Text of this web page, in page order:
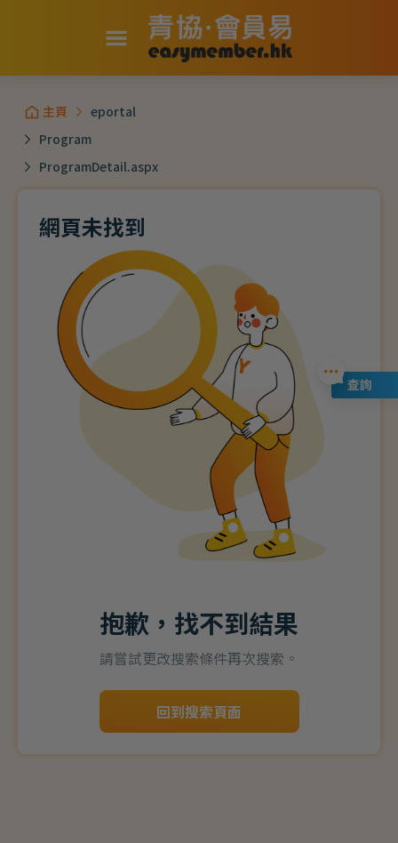
主頁
eportal
Program
ProgramDetail.aspx
網頁未找到
抱歉，找不到結果
請嘗試更改搜索條件再次搜索。
回到搜索頁面